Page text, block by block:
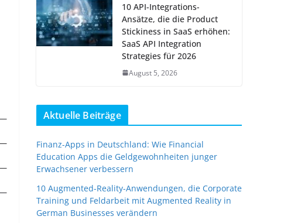
10 API-Integrations-
Ansätze, die die Product
Stickiness in SaaS erhöhen:
SaaS API Integration
Strategies für 2026
August 5, 2026
Aktuelle Beiträge
Finanz-Apps in Deutschland: Wie Financial
Education Apps die Geldgewohnheiten junger
Erwachsener verbessern
10 Augmented-Reality-Anwendungen, die Corporate
Training und Feldarbeit mit Augmented Reality in
German Businesses verändern